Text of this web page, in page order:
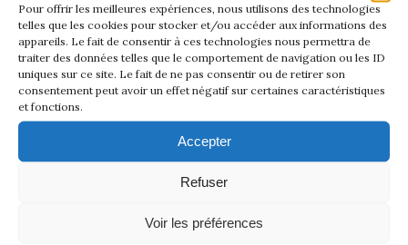
Pour offrir les meilleures expériences, nous utilisons des technologies
telles que les cookies pour stocker et/ou accéder aux informations des
appareils. Le fait de consentir à ces technologies nous permettra de
traiter des données telles que le comportement de navigation ou les ID
uniques sur ce site. Le fait de ne pas consentir ou de retirer son
consentement peut avoir un effet négatif sur certaines caractéristiques
et fonctions.
Accepter
Refuser
Voir les préférences